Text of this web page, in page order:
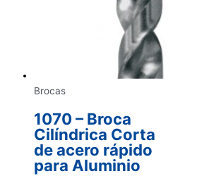
Brocas
1070 – Broca
Cilíndrica Corta
de acero rápido
para Aluminio